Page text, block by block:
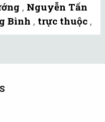
, Nguyễn Tấn
Bình , trực thuộc ,